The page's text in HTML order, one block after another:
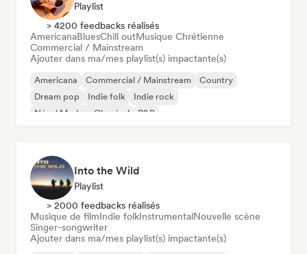
Playlist
> 4200 feedbacks réalisés
AmericanaBluesChill outMusique Chrétienne
Commercial / Mainstream
Ajouter dans ma/mes playlist(s) impactante(s)
Americana Commercial / Mainstream
Country
Dream pop
Indie folk
Indie rock
Néo / Modern Classical
R&B
Into the Wild
Playlist
> 2000 feedbacks réalisés
Musique de filmIndie folkInstrumentalNouvelle scène
Singer-songwriter
Ajouter dans ma/mes playlist(s) impactante(s)